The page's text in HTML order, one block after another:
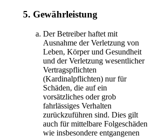
5. Gewährleistung
Der Betreiber haftet mit
Ausnahme der Verletzung von
Leben, Körper und Gesundheit
und der Verletzung wesentlicher
Vertragspflichten
(Kardinalpflichten) nur für
Schäden, die auf ein
vorsätzliches oder grob
fahrlässiges Verhalten
zurückzuführen sind. Dies gilt
auch für mittelbare Folgeschäden
wie insbesondere entgangenen